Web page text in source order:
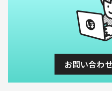
お問い合わ